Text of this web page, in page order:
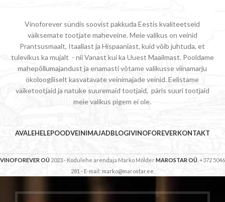
Vinoforever sündis soovist pakkuda Eestis kvaliteetseid
väiksemate tootjate maheveine. Meie valikus on veinid
Prantsusmaalt, Itaaliast ja Hispaaniast, kuid võib juhtuda, et
tulevikus ka mujalt - nii Vanast kui ka Uuest Maailmast. Pooldame
mahepõllumajandust ja enamasti võtame valikusse viinamarju
ökoloogiliselt kasvatavate veinimajade veinid. Eelistame
väiketootjaid ja natuke suuremaid tootjaid, päris suuri tootjaid
meie valikus pigem ei ole.
AVALEHELEPOODVEINIMAJADBLOGIVINOFOREVERKONTAKT
VINOFOREVER OÜ 2023 - Kodulehe arendaja Marko MölderMAROSTAR OÜ . +372 5046
281 - E-mail: marko@marostar.ee.